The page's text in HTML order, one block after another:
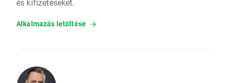
és kifizetéseket.
Alkalmazás letöltése